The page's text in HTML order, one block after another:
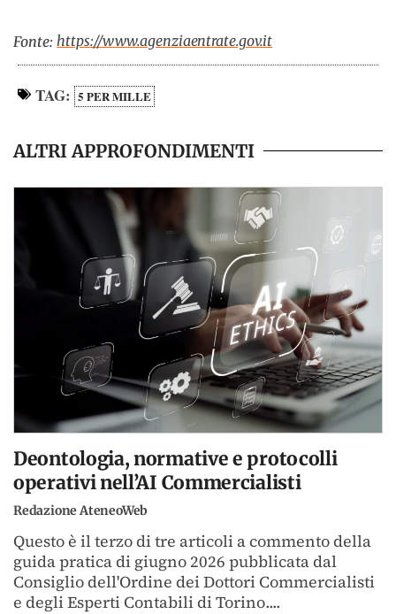
Fonte: https://www.agenziaentrate.gov.it
TAG: 5 PER MILLE
ALTRI APPROFONDIMENTI
Deontologia, normative e protocolli
operativi nell’AI Commercialisti
Redazione AteneoWeb
Questo è il terzo di tre articoli a commento della
guida pratica di giugno 2026 pubblicata dal
Consiglio dell'Ordine dei Dottori Commercialisti
e degli Esperti Contabili di Torino....